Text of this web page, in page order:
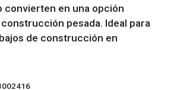
convierten en una opción
pesada. Ideal para
de construcción en